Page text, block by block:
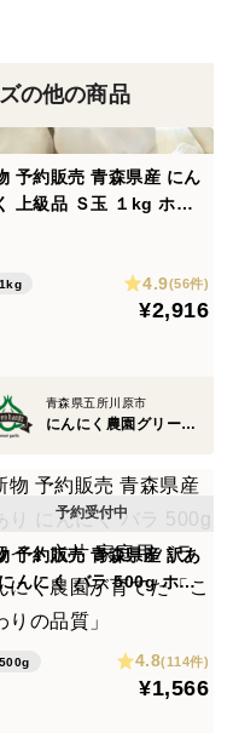
の他の商品
予約販売 青森県産 にん
上級品 Ｓ玉 １kg ホワ
4.9(56件)
¥2,916
青森県五所川原市
にんにく農園グリーンハンズ
予約販売 青森県産 訳あ
んにく バラ 500g ホワ
六片 家庭用バラ にんに
園が育てた「こだわりの
」
4.8(114件)
¥1,566